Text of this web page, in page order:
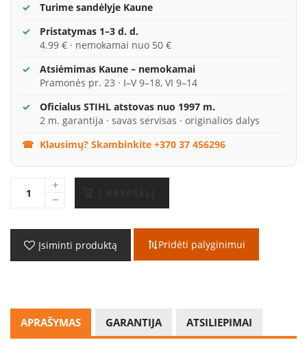
Turime sandėlyje Kaune
Pristatymas 1–3 d. d.
4.99 € · nemokamai nuo 50 €
Atsiėmimas Kaune – nemokamai
Pramonės pr. 23 · I–V 9–18, VI 9–14
Oficialus STIHL atstovas nuo 1997 m.
2 m. garantija · savas servisas · originalios dalys
Klausimų? Skambinkite +370 37 456296
Įsiminti produktą Pridėti palyginimui
APRAŠYMAS GARANTIJA ATSILIEPIMAI